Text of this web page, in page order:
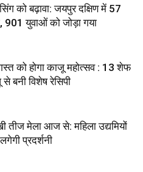
को बढ़ावा: जयपुर दक्षिण में 57
901 युवाओं को जोड़ा गया
को होगा काजू महोत्सव : 13 शेफ
बनी विशेष रेसिपी
तीज मेला आज से: महिला उद्यमियों
प्रदर्शनी